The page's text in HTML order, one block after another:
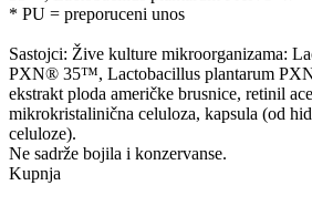
* PU = preporuceni unos
Sastojci: Žive kulture mikroorganizama:
PXN® 35™, Lactobacillus plantarum
ekstrakt ploda američke brusnice, retinil
mikrokristalinična celuloza, kapsula (od
celuloze).
Ne sadrže bojila i konzervanse.
Kupnja